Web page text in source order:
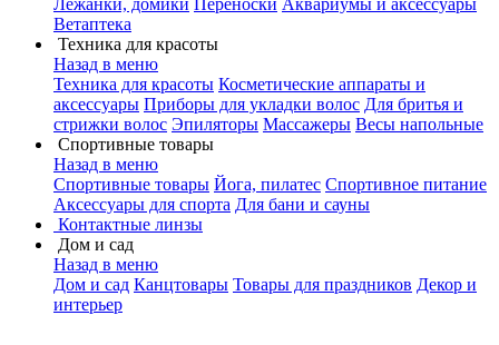
Лежанки, домики Переноски Аквариумы и аксессуары
Ветаптека
Техника для красоты
Назад в меню
Техника для красоты Косметические аппараты и
аксессуары Приборы для укладки волос Для бритья и
стрижки волос Эпиляторы Массажеры Весы напольные
Спортивные товары
Назад в меню
Спортивные товары Йога, пилатес Спортивное питание
Аксессуары для спорта Для бани и сауны
Контактные линзы
Дом и сад
Назад в меню
Дом и сад Канцтовары Товары для праздников Декор и
интерьер